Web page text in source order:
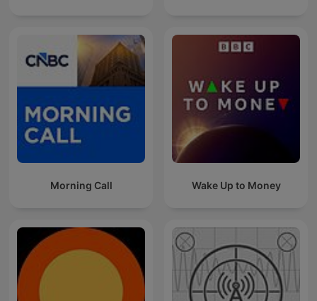
Morning Call Wake Up to Money